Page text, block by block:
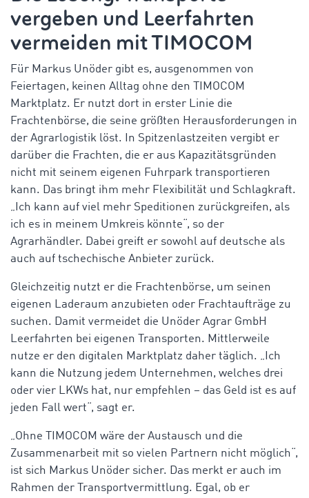
vergeben und Leerfahrten
vermeiden mit TIMOCOM
Für Markus Unöder gibt es, ausgenommen von
Feiertagen, keinen Alltag ohne den TIMOCOM
Marktplatz. Er nutzt dort in erster Linie die
Frachtenbörse, die seine größten Herausforderungen in
der Agrarlogistik löst. In Spitzenlastzeiten vergibt er
darüber die Frachten, die er aus Kapazitätsgründen
nicht mit seinem eigenen Fuhrpark transportieren
kann. Das bringt ihm mehr Flexibilität und Schlagkraft.
„Ich kann auf viel mehr Speditionen zurückgreifen, als
ich es in meinem Umkreis könnte“, so der
Agrarhändler. Dabei greift er sowohl auf deutsche als
auch auf tschechische Anbieter zurück.
Gleichzeitig nutzt er die Frachtenbörse, um seinen
eigenen Laderaum anzubieten oder Frachtaufträge zu
suchen. Damit vermeidet die Unöder Agrar GmbH
Leerfahrten bei eigenen Transporten. Mittlerweile
nutze er den digitalen Marktplatz daher täglich. „Ich
kann die Nutzung jedem Unternehmen, welches drei
oder vier LKWs hat, nur empfehlen – das Geld ist es auf
jeden Fall wert“, sagt er.
„Ohne TIMOCOM wäre der Austausch und die
Zusammenarbeit mit so vielen Partnern nicht möglich“,
ist sich Markus Unöder sicher. Das merkt er auch im
Rahmen der Transportvermittlung. Egal, ob er